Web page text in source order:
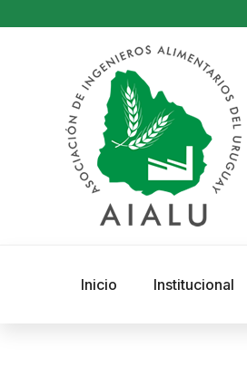
Inicio Institucional